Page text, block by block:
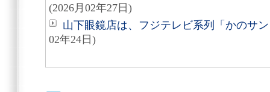
(2026月02年27日)
山下眼鏡店は、フジテレビ系列「かのサ
02年24日)